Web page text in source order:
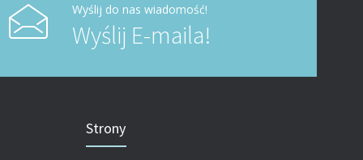
Wyślij do nas wiadomość!
Wyślij E-maila!
Strony